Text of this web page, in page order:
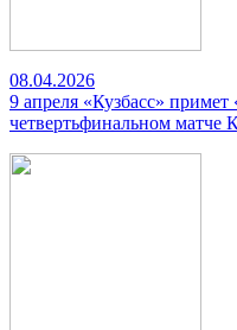
08.04.2026
9 апреля «Кузбасс»
четвертьфинальном матче